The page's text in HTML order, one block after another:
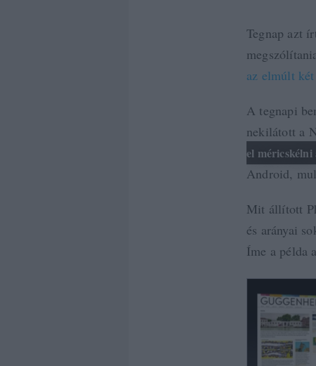
Tegnap azt
az elmúlt
A tegnapi
nekilátott a
el
Android,
Mit állított
és arányai
Íme a példa